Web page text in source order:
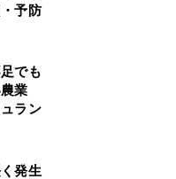
予防
でも
業
ラン
発生